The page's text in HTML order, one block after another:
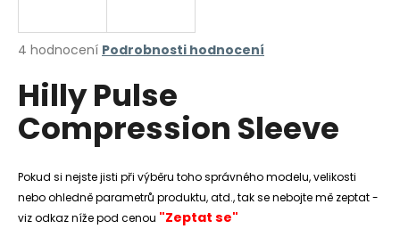
Průměrné
produktu
je
3,8
z
4 hodnocení Podrobnosti hodnocení
Hilly Pulse
Compression Sleeve
Pokud si nejste jisti při výběru toho správného modelu, velikosti
nebo ohledně parametrů produktu, atd., tak se nebojte mě zeptat -
viz odkaz níže pod cenou "Zeptat se"
j
t
?
HLEDAT